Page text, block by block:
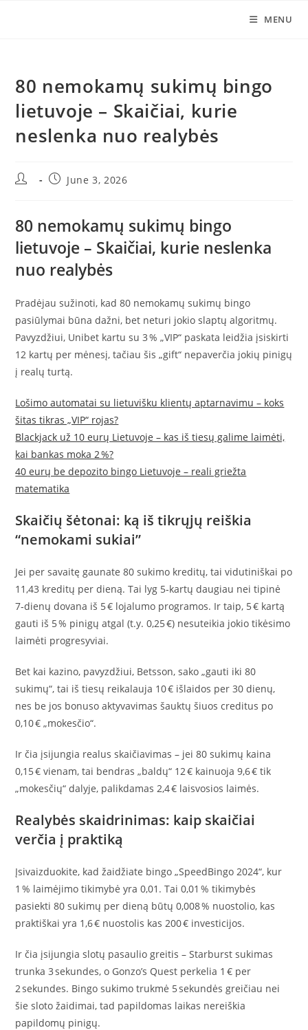
MENU
80 nemokamų sukimų bingo
lietuvoje – Skaičiai, kurie
neslenka nuo realybės
Post
PostJune 3, 2026
80 nemokamų sukimų bingo
lietuvoje – Skaičiai, kurie neslenka
nuo realybės
Pradėjau sužinoti, kad 80 nemokamų sukimų bingo
pasiūlymai būna dažni, bet neturi jokio slaptų algoritmų.
Pavyzdžiui, Unibet kartu su 3 % „VIP“ paskata leidžia įsiskirti
12 kartų per mėnesį, tačiau šis „gift“ nepaverčia jokių pinigų
į realų turtą.
Lošimo automatai su lietuvišku klientų aptarnavimu – koks
šitas tikras „VIP“ rojas?
Blackjack už 10 eurų Lietuvoje – kas iš tiesų galime laimėti,
kai bankas moka 2 %?
40 eurų be depozito bingo Lietuvoje – reali griežta
matematika
Skaičių šėtonai: ką iš tikrųjų reiškia
“nemokami sukiai”
Jei per savaitę gaunate 80 sukimo kreditų, tai vidutiniškai po
11,43 kreditų per dieną. Tai lyg 5‑kartų daugiau nei tipinė
7‑dienų dovana iš 5 € lojalumo programos. Ir taip, 5 € kartą
gauti iš 5 % pinigų atgal (t.y. 0,25 €) nesuteikia jokio tikėsimo
laimėti progresyviai.
Bet kai kazino, pavyzdžiui, Betsson, sako „gauti iki 80
sukimų“, tai iš tiesų reikalauja 10 € išlaidos per 30 dienų,
nes be jos bonuso aktyvavimas šauktų šiuos creditus po
0,10 € „mokesčio“.
Ir čia įsijungia realus skaičiavimas – jei 80 sukimų kaina
0,15 € vienam, tai bendras „baldų“ 12 € kainuoja 9,6 € tik
„mokesčių“ dalyje, palikdamas 2,4 € laisvosios laimės.
Realybės skaidrinimas: kaip skaičiai
verčia į praktiką
Įsivaizduokite, kad žaidžiate bingo „SpeedBingo 2024“, kur
1 % laimėjimo tikimybė yra 0,01. Tai 0,01 % tikimybės
pasiekti 80 sukimų per dieną būtų 0,008 % nuostolio, kas
praktiškai yra 1,6 € nuostolis kas 200 € investicijos.
Ir čia įsijungia slotų pasaulio greitis – Starburst sukimas
trunka 3 sekundes, o Gonzo’s Quest perkelia 1 € per
2 sekundes. Bingo sukimo trukmė 5 sekundės greičiau nei
šie sloto žaidimai, tad papildomas laikas nereiškia
papildomų pinigų.